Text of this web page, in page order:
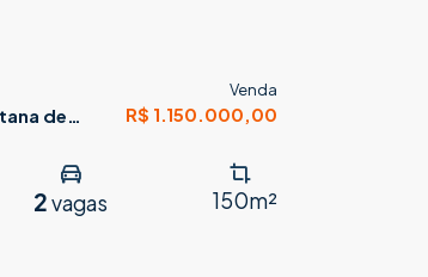
de
Venda
R$ 1.150.000,00
2 vagas 150m²